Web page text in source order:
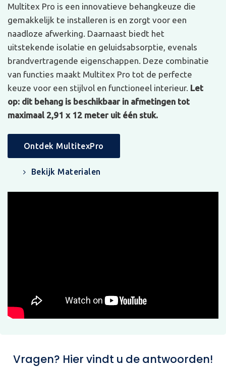
Multitex Pro is een innovatieve behangkeuze die
gemakkelijk te installeren is en zorgt voor een
naadloze afwerking. Daarnaast biedt het
uitstekende isolatie en geluidsabsorptie, evenals
brandvertragende eigenschappen. Deze combinatie
van functies maakt Multitex Pro tot de perfecte
keuze voor een stijlvol en functioneel interieur. Let
op: dit behang is beschikbaar in afmetingen tot
maximaal 2,91 x 12 meter uit één stuk.
Ontdek MultitexPro
Bekijk Materialen
Vragen? Hier vindt u de antwoorden!